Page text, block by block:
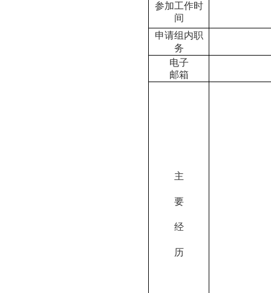
参加工作时
间
申请组内职
务
电子
邮箱
主
要
经
历